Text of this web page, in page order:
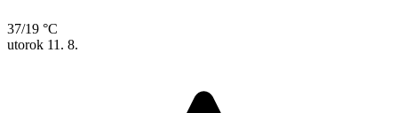
37/19 °C
utorok 11. 8.